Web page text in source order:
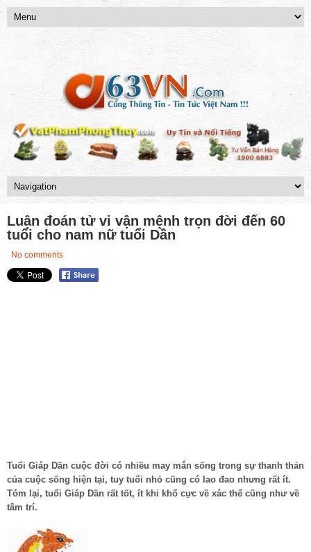
Luận đoán tử vi vận mệnh trọn đời đến 60
tuổi cho nam nữ tuổi Dần
No comments
Tuổi Giáp Dần cuộc đời có nhiều may mắn sống trong sự thanh thản
của cuộc sống hiện tại, tuy tuổi nhỏ cũng có lao đao nhưng rất ít.
Tóm lại, tuổi Giáp Dần rất tốt, ít khi khổ cực về xác thể cũng như về
tâm trí.